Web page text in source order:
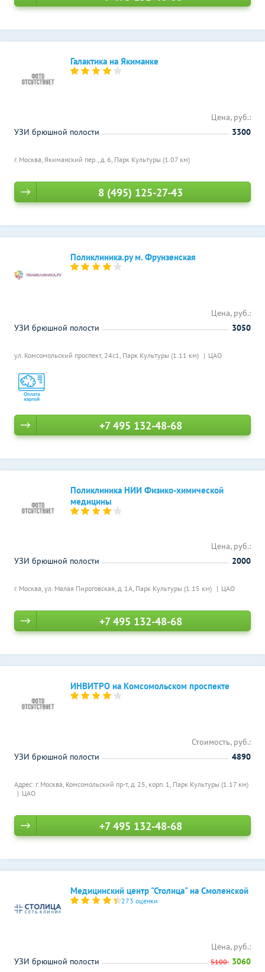
Галактика на Якиманке
г. Москва, Якиманский пер., д. 6, Парк Культуры (1.07 км)
Цена, руб.:
УЗИ брюшной полости
3300
8 (495) 125-27-43
Поликлиника.ру м. Фрунзенская
ул. Комсомольский проспект, 24с1, Парк Культуры (1.11 км) ЦАО
Цена, руб.:
УЗИ брюшной полости
3050
+7 495 132-48-68
Поликлиника НИИ Физико-химической
медицины
г. Москва, ул. Малая Пироговская, д. 1А, Парк Культуры (1.15 км) ЦАО
Цена, руб.:
УЗИ брюшной полости
2000
+7 495 132-48-68
ИНВИТРО на Комсомольском проспекте
Адрес: г. Москва, Комсомольский пр-т, д. 25, корп. 1, Парк Культуры (1.17 км)
ЦАО
Стоимость, руб.:
УЗИ брюшной полости
4890
+7 495 132-48-68
Медицинский центр "Столица" на Смоленской
273 оценки
Цена, руб.:
УЗИ брюшной полости
5100 3060